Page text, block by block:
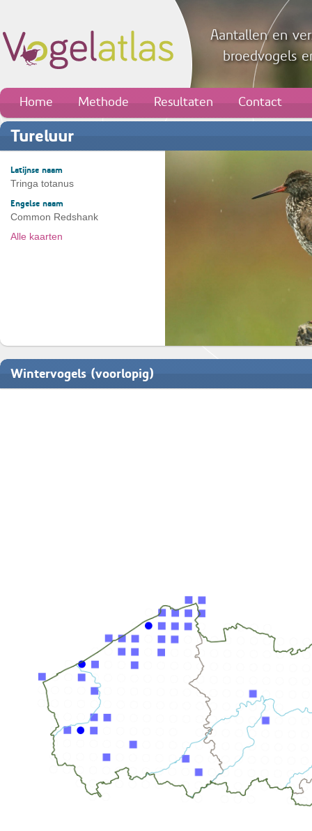
Aantallen en
broedvogels
Home Methode Resultaten Contact
Tureluur
Latijnse naam
Tringa totanus
Engelse naam
Common Redshank
Alle kaarten
Wintervogels (voorlopig)